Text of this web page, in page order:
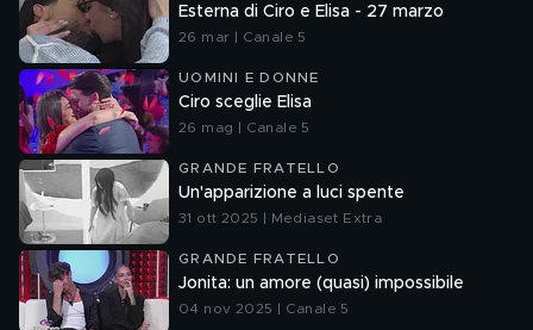
Esterna di Ciro e Elisa - 27 marzo
26 mar | Canale 5
UOMINI E DONNE
Ciro sceglie Elisa
26 mag | Canale 5
GRANDE FRATELLO
Un'apparizione a luci spente
31 ott 2025 | Mediaset Extra
GRANDE FRATELLO
Jonita: un amore (quasi) impossibile
04 nov 2025 | Canale 5